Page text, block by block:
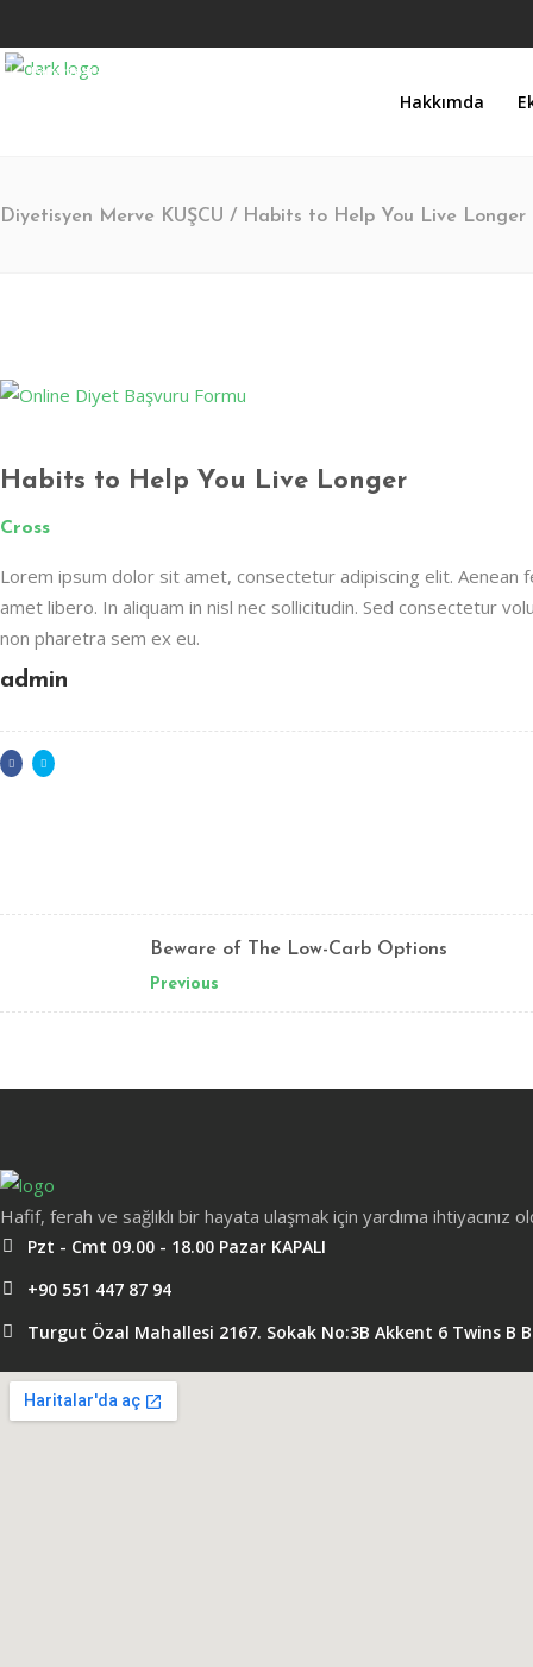
Pazartesi - Cumartesi 9.00 - 17.00 Pazar KAPALI
Hakkımda
Diyetisyen Merve KUŞCU / Habits to Help You Live Longer
Habits to Help You Live Longer
Cross
Lorem ipsum dolor sit amet, consectetur adipiscing elit.
amet libero. In aliquam in nisl nec sollicitudin. Sed consectetur
non pharetra sem ex eu.
admin
Beware of The Low-Carb Options
Previous
Hafif, ferah ve sağlıklı bir hayata ulaşmak için yardıma ihtiyacınız
Pzt - Cmt 09.00 - 18.00 Pazar KAPALI
+90 551 447 87 94
Turgut Özal Mahallesi 2167. Sokak No:3B Akkent 6 Twins B